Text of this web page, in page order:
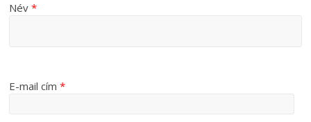
Név*
E-mail cím*